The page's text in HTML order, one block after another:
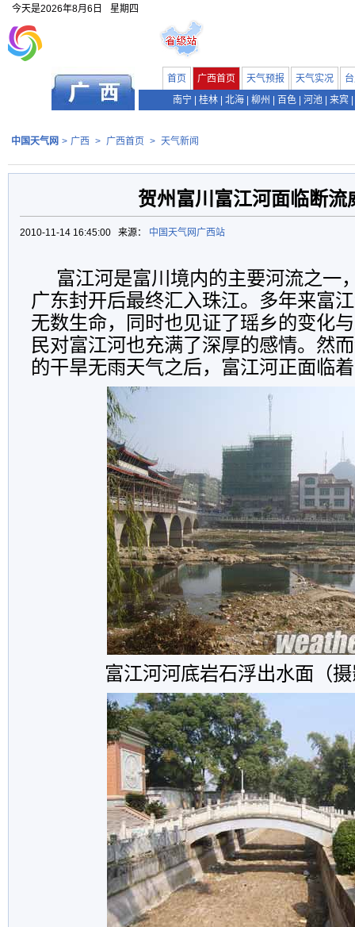
今天是2026年8月6日 星期四
首页 广西首页 天气预报 天气实况
南宁
桂林 北海 柳州 百色 河池 来宾
中国天气网 > 广西 > 广西首页 > 天气新闻
贺州富川富江河面临断流
2010-11-14 16:45:00 来源： 中国天气网广西站
富江河是富川境内的主要河流之一
广东封开后最终汇入珠江。多年来富
无数生命，同时也见证了瑶乡的变化
民对富江河也充满了深厚的感情。然
的干旱无雨天气之后，富江河正面临
富江河河底岩石浮出水面（